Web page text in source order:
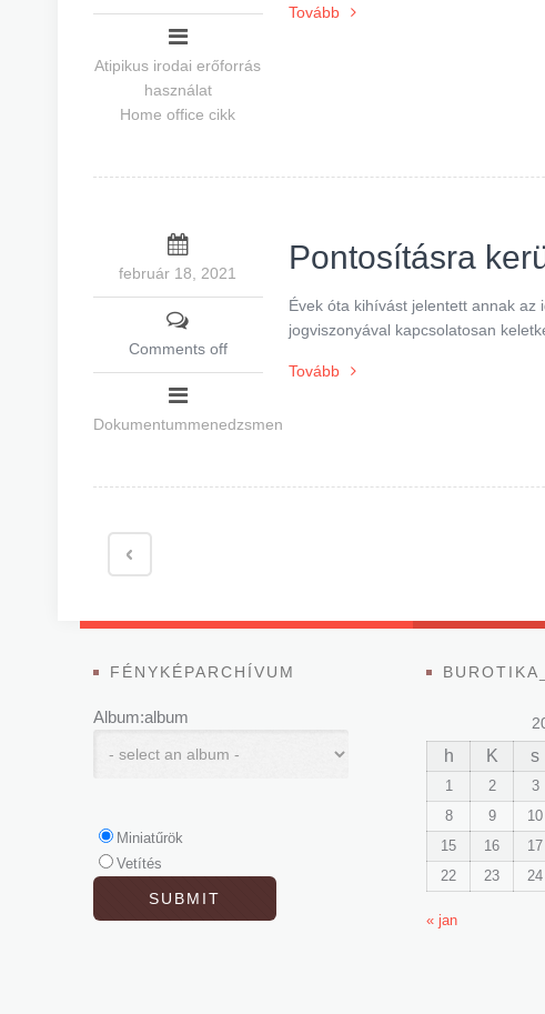
Tovább
Atipikus irodai erőforrás
használat
Home office cikk
Pontosításra
Évek óta kihívást jelentett annak
jogviszonyával kapcsolatosan
Tovább
február 18, 2021
Comments off
Dokumentummenedzsmen
FÉNYKÉPARCHÍVUM
Album:album
Miniatűrök
Vetítés
h K s
1 2 3
8
9 10
15
16 17
22
23 24
« jan